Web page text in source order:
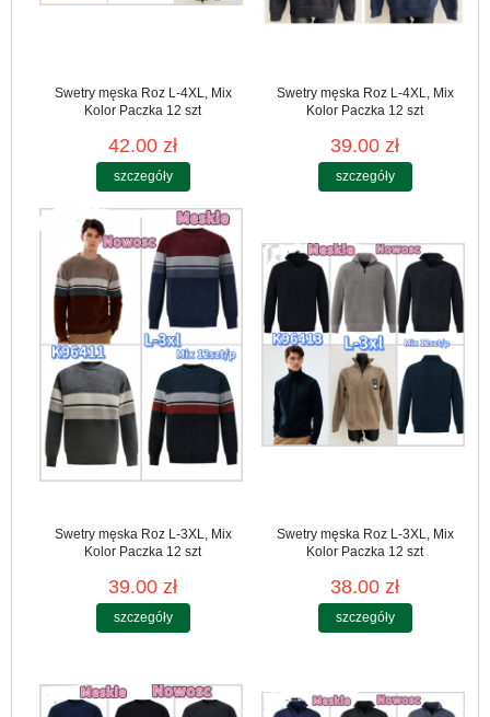
Swetry męska Roz L-4XL, Mix
Kolor Paczka 12 szt
42.00 zł
szczegóły
Swetry męska Roz L-4XL, Mix
Kolor Paczka 12 szt
39.00 zł
szczegóły
Swetry męska Roz L-3XL, Mix
Kolor Paczka 12 szt
39.00 zł
szczegóły
Swetry męska Roz L-3XL, Mix
Kolor Paczka 12 szt
38.00 zł
szczegóły